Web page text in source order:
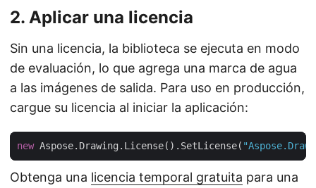
2. Aplicar una licencia
Sin una licencia, la biblioteca se ejecuta en modo
de evaluación, lo que agrega una marca de agua
a las imágenes de salida. Para uso en producción,
cargue su licencia al iniciar la aplicación:
new Aspose.Drawing.License().SetLicense(
Obtenga una licencia temporal gratuita para una